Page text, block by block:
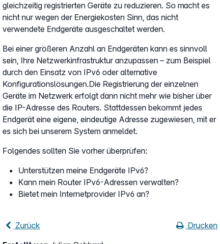
gleichzeitig registrierten Geräte zu reduzieren. So macht es
nicht nur wegen der Energiekosten Sinn, das nicht
verwendete Endgeräte ausgeschaltet werden.
Bei einer größeren Anzahl an Endgeräten kann es sinnvoll
sein, Ihre Netzwerkinfrastruktur anzupassen – zum Beispiel
durch den Einsatz von IPv6 oder alternative
Konfigurationslösungen.Die Registrierung der einzelnen
Geräte im Netzwerk erfolgt dann nicht mehr wie bisher über
die IP-Adresse des Routers. Stattdessen bekommt jedes
Endgerät eine eigene, eindeutige Adresse zugewiesen, mit er
es sich bei unserem System anmeldet.
Folgendes sollten Sie vorher überprüfen:
Unterstützen meine Endgeräte IPv6?
Kann mein Router IPv6-Adressen verwalten?
Bietet mein Internetprovider IPv6 an?
Zurück
Drucken